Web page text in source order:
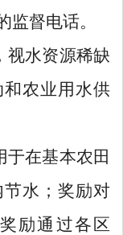
监督电话。
视水资源稀缺
农业用水供
于在基本农田
水；奖励对
励通过各区